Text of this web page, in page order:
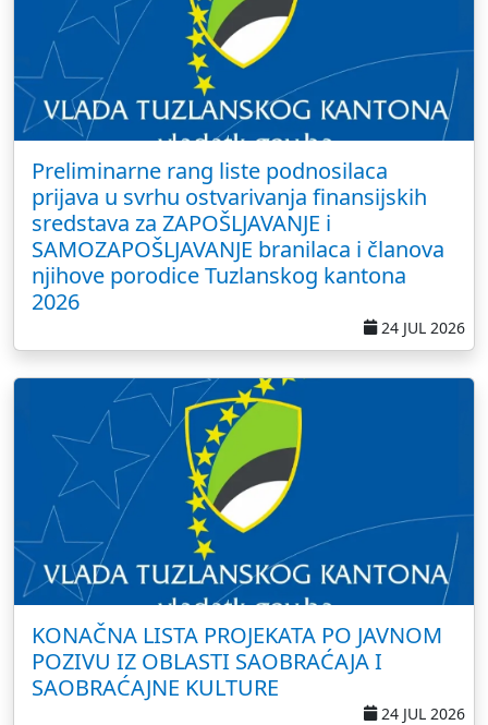
Preliminarne rang liste podnosilaca
prijava u svrhu ostvarivanja finansijskih
sredstava za ZAPOŠLJAVANJE i
SAMOZAPOŠLJAVANJE branilaca i članova
njihove porodice Tuzlanskog kantona
2026
24 JUL 2026
KONAČNA LISTA PROJEKATA PO JAVNOM
POZIVU IZ OBLASTI SAOBRAĆAJA I
SAOBRAĆAJNE KULTURE
24 JUL 2026